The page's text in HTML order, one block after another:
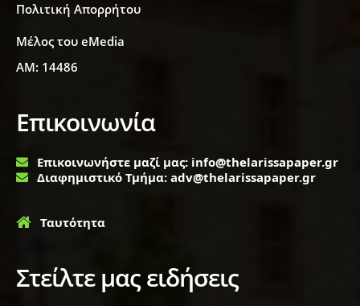
Πολιτική Απορρήτου
Μέλος του eMedia
ΑΜ: 14486
Επικοινωνία
Επικοινωνήστε μαζί μας: info@thelarissapaper.gr
Διαφημιστικό Τμήμα: adv@thelarissapaper.gr
Ταυτότητα
Στείλτε μας ειδήσεις